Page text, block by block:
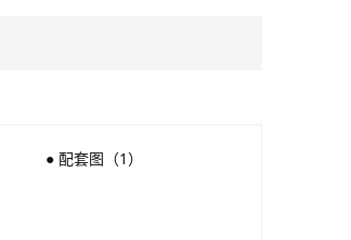
● 配套图（1）